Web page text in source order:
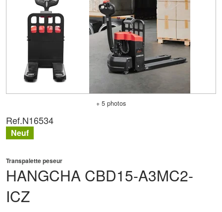
+ 5 photos
HANGCHA CBD15-A3MC2-
ICZ
Transpalette peseur
Ref.N16534
Neuf